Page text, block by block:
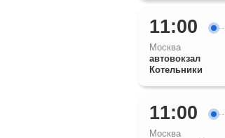
11:00
Москва
автовокзал
Котельники
11:00
Москва